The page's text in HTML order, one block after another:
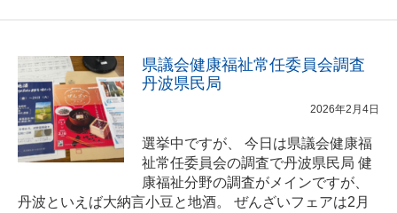
県議会健康福祉常任委員会調査
丹波県民局
2026年2月4日
選挙中ですが、 今日は県議会健康福
祉常任委員会の調査で丹波県民局 健
康福祉分野の調査がメインですが、
丹波といえば大納言小豆と地酒。 ぜんざいフェアは2月